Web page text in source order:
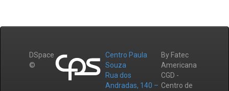
DSpace
©
Centro Paula
Souza
Rua dos
Andradas, 140 –
By Fatec
Americana
CGD -
Centro de